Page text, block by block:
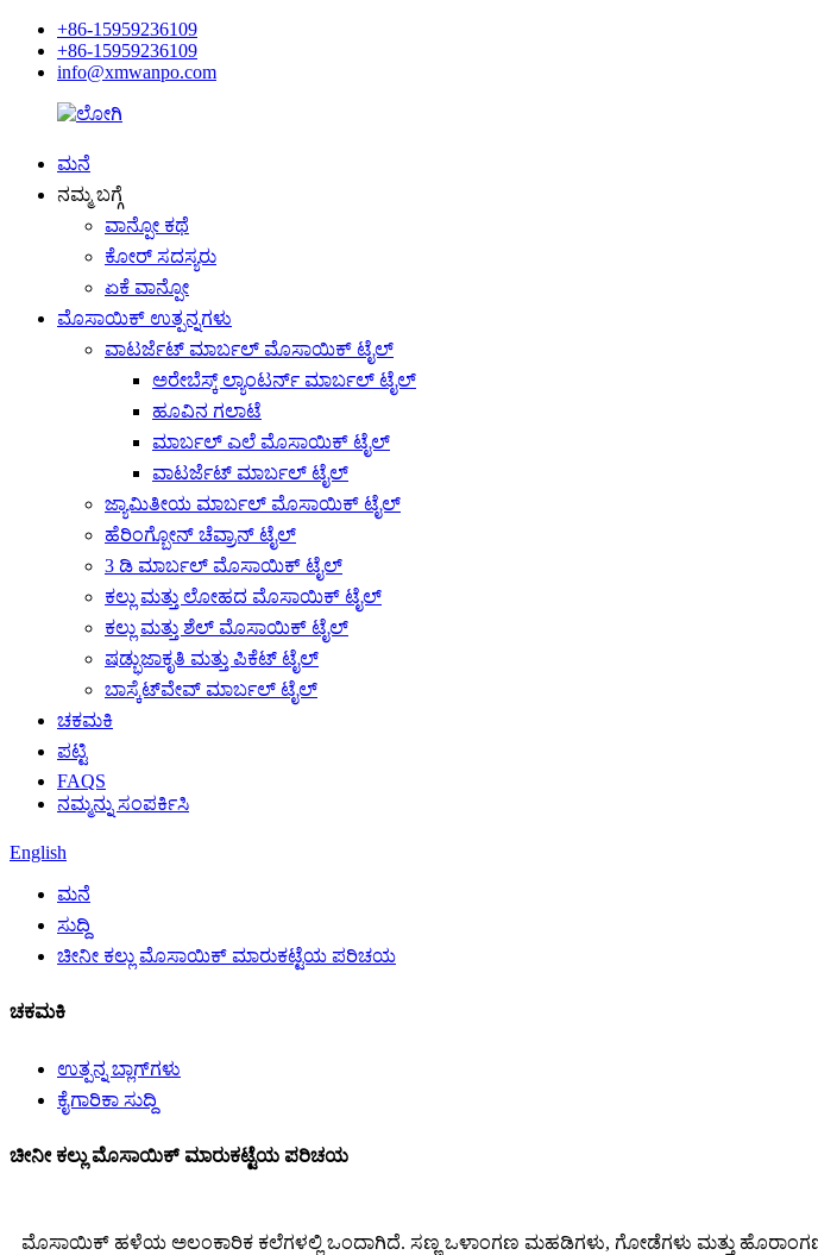
+86-15959236109
+86-15959236109
info@xmwanpo.com
ಮನೆ
ನಮ್ಮ ಬಗ್ಗೆ
ವಾನ್ಪೋ ಕಥೆ
ಕೋರ್ ಸದಸ್ಯರು
ಏಕೆ ವಾನ್ಪೋ
ಮೊಸಾಯಿಕ್ ಉತ್ಪನ್ನಗಳು
ವಾಟರ್ಜೆಟ್ ಮಾರ್ಬಲ್ ಮೊಸಾಯಿಕ್ ಟೈಲ್
ಅರೇಬೆಸ್ಕ್ ಲ್ಯಾಂಟರ್ನ್ ಮಾರ್ಬಲ್ ಟೈಲ್
ಹೂವಿನ ಗಲಾಟೆ
ಮಾರ್ಬಲ್ ಎಲೆ ಮೊಸಾಯಿಕ್ ಟೈಲ್
ವಾಟರ್ಜೆಟ್ ಮಾರ್ಬಲ್ ಟೈಲ್
ಜ್ಯಾಮಿತೀಯ ಮಾರ್ಬಲ್ ಮೊಸಾಯಿಕ್ ಟೈಲ್
ಹೆರಿಂಗ್ಬೋನ್ ಚೆವ್ರಾನ್ ಟೈಲ್
3 ಡಿ ಮಾರ್ಬಲ್ ಮೊಸಾಯಿಕ್ ಟೈಲ್
ಕಲ್ಲು ಮತ್ತು ಲೋಹದ ಮೊಸಾಯಿಕ್ ಟೈಲ್
ಕಲ್ಲು ಮತ್ತು ಶೆಲ್ ಮೊಸಾಯಿಕ್ ಟೈಲ್
ಷಡ್ಭುಜಾಕೃತಿ ಮತ್ತು ಪಿಕೆಟ್ ಟೈಲ್
ಬಾಸ್ಕೆಟ್‌ವೇವ್ ಮಾರ್ಬಲ್ ಟೈಲ್
ಚಕಮಕಿ
ಪಟ್ಟಿ
FAQS
ನಮ್ಮನ್ನು ಸಂಪರ್ಕಿಸಿ
English
ಮನೆ
ಸುದ್ದಿ
ಚೀನೀ ಕಲ್ಲು ಮೊಸಾಯಿಕ್ ಮಾರುಕಟ್ಟೆಯ ಪರಿಚಯ
ಚಕಮಕಿ
ಉತ್ಪನ್ನ ಬ್ಲಾಗ್‌ಗಳು
ಕೈಗಾರಿಕಾ ಸುದ್ದಿ
ಚೀನೀ ಕಲ್ಲು ಮೊಸಾಯಿಕ್ ಮಾರುಕಟ್ಟೆಯ ಪರಿಚಯ
ಮೊಸಾಯಿಕ್ ಹಳೆಯ ಅಲಂಕಾರಿಕ ಕಲೆಗಳಲ್ಲಿ ಒಂದಾಗಿದೆ. ಸಣ್ಣ ಒಳಾಂಗಣ ಮಹಡಿಗಳು, ಗೋಡೆಗಳು ಮತ್ತು ಹೊರಾಂಗಣ